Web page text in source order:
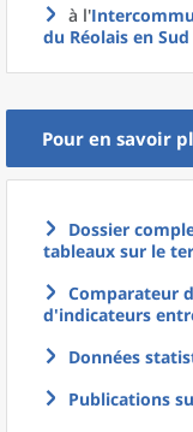
à l'
du Réolais en
Pour en savoir
Dossier
tableaux sur le
Comparateur
d'indicateurs
Données
Publications